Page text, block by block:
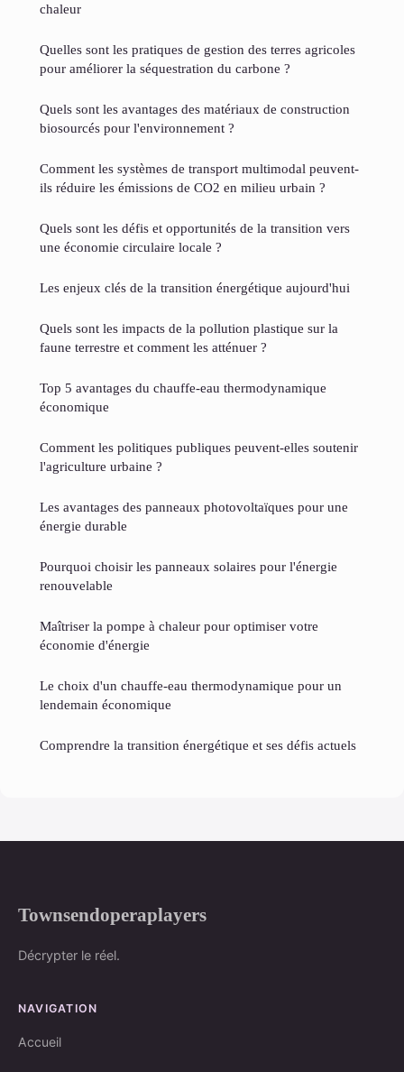
chaleur
Quelles sont les pratiques de gestion des terres agricoles
pour améliorer la séquestration du carbone ?
Quels sont les avantages des matériaux de construction
biosourcés pour l'environnement ?
Comment les systèmes de transport multimodal peuvent-
ils réduire les émissions de CO2 en milieu urbain ?
Quels sont les défis et opportunités de la transition vers
une économie circulaire locale ?
Les enjeux clés de la transition énergétique aujourd'hui
Quels sont les impacts de la pollution plastique sur la
faune terrestre et comment les atténuer ?
Top 5 avantages du chauffe-eau thermodynamique
économique
Comment les politiques publiques peuvent-elles soutenir
l'agriculture urbaine ?
Les avantages des panneaux photovoltaïques pour une
énergie durable
Pourquoi choisir les panneaux solaires pour l'énergie
renouvelable
Maîtriser la pompe à chaleur pour optimiser votre
économie d'énergie
Le choix d'un chauffe-eau thermodynamique pour un
lendemain économique
Comprendre la transition énergétique et ses défis actuels
Townsendoperaplayers
Décrypter le réel.
NAVIGATION
Accueil